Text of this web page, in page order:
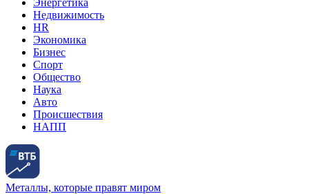
Энергетика
Недвижимость
HR
Экономика
Бизнес
Спорт
Общество
Наука
Авто
Происшествия
НАПП
Металлы, которые правят миром